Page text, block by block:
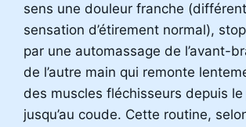
sens une douleur franche
sensation d’étirement normal),
par une automassage de l’avant-
de l’autre main qui remonte
des muscles fléchisseurs depuis
jusqu’au coude. Cette routine,